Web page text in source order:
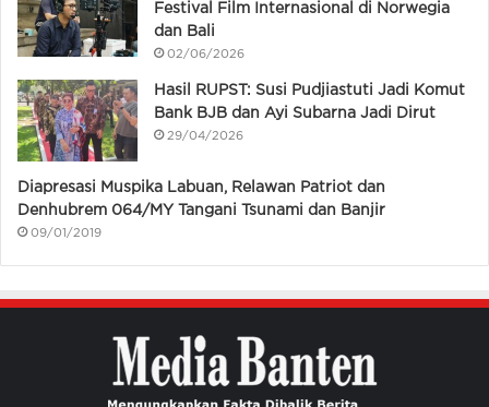
Festival Film Internasional di Norwegia
dan Bali
02/06/2026
Hasil RUPST: Susi Pudjiastuti Jadi Komut
Bank BJB dan Ayi Subarna Jadi Dirut
29/04/2026
Diapresasi Muspika Labuan, Relawan Patriot dan
Denhubrem 064/MY Tangani Tsunami dan Banjir
09/01/2019